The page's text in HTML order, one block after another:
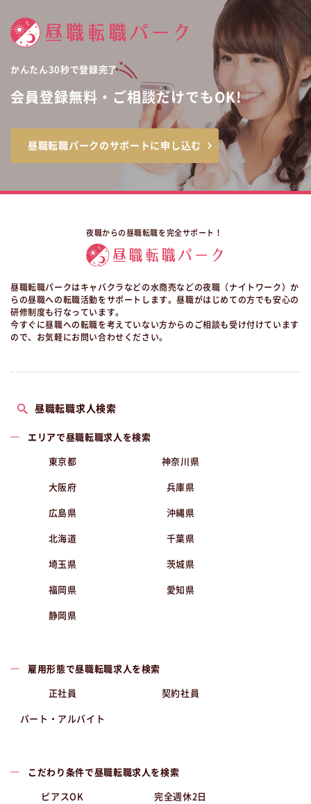
かんたん30秒で登録完了
会員登録無料・ご相談だけでもOK!
昼職転職パークのサポートに申し込む
夜職からの昼職転職を完全サポート！
昼職転職パークはキャバクラなどの水商売などの夜職（ナイトワーク）か
らの昼職への転職活動をサポートします。昼職がはじめての方でも安心の
研修制度も行なっています。
今すぐに昼職への転職を考えていない方からのご相談も受け付けています
ので、お気軽にお問い合わせください。
昼職転職求人検索
エリアで昼職転職求人を検索
東京都 神奈川県
大阪府 兵庫県
広島県 沖縄県
北海道 千葉県
埼玉県 茨城県
福岡県 愛知県
静岡県
雇用形態で昼職転職求人を検索
正社員 契約社員
パート・アルバイト
こだわり条件で昼職転職求人を検索
ピアスOK 完全週休2日